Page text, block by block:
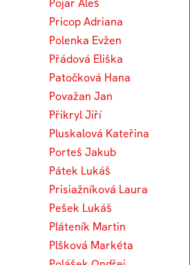
Pricop Adriana
Polenka Evžen
Přádová Eliška
Patočková Hana
Považan Jan
Přikryl Jiří
Pluskalová Kateřina
Porteš Jakub
Pátek Lukáš
Prisiažníková Laura
Pešek Lukáš
Pláteník Martin
Plšková Markéta